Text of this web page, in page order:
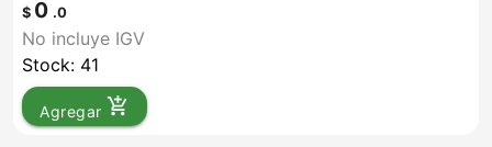
$ 0 .0
No incluye IGV
Stock: 41
Agregar add_shopping_cart